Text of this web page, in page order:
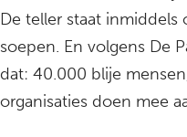
De teller staat
soepen. En volgens De
dat: 40.000 blije
organisaties doen mee